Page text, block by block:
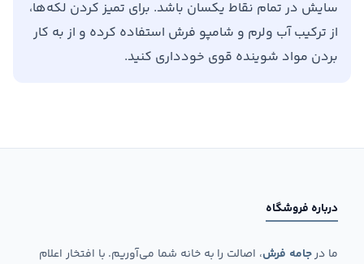
سایش در تمام نقاط یکسان باشد. برای تمیز کردن لکه‌ها،
از ترکیب آب ولرم و شامپو فرش استفاده کرده و از به کار
بردن مواد شوینده قوی خودداری کنید.
درباره فروشگاه
ما درجامه فرش، اصالت را به خانه شما می‌آوریم. با افتخار اعلام